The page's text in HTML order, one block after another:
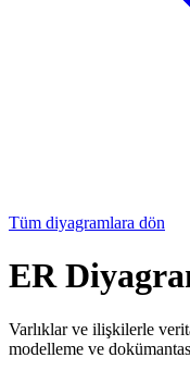
Tüm diyagramlara dön
ER
Varlıklar ve ilişkilerle
modelleme ve